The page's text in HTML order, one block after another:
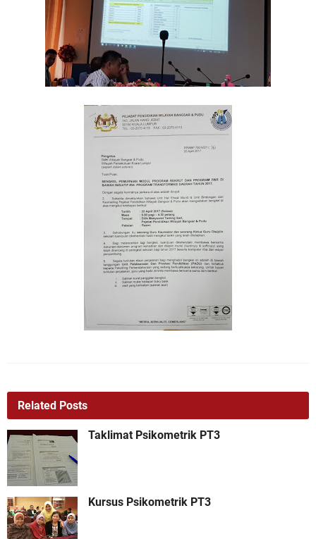
Related Posts
Taklimat Psikometrik PT3
Kursus Psikometrik PT3